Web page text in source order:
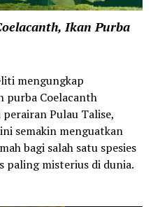
Ikan Purba
mengungkap
purba Coelacanth
Pulau Talise,
semakin menguatkan
bagi salah satu spesies
paling misterius di dunia.